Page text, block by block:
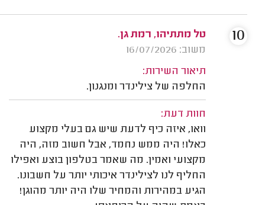
טל מתתיהו, רמת גן.
משוב: 16/07/2026
תיאור השירות:
החלפה של צילינדר ומנגנון.
חוות דעת:
וואו, איזה כיף לדעת שיש גם בעלי מקצוע
כאלו! היה ממש נחמד, אבל חשוב מזה, היה
מקצועי ואמין. מה שאמר בטלפון בוצע ואפילו
החליף לנו לצילינדר איכותי יותר על חשבונו.
הגיע במהירות והמחיר שלו היה יותר מהוגן!
10